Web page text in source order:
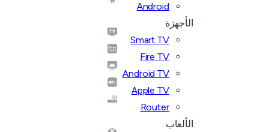
Android
الأجهزة
Smart TV
Fire TV
Android TV
Apple TV
Router
الألعاب